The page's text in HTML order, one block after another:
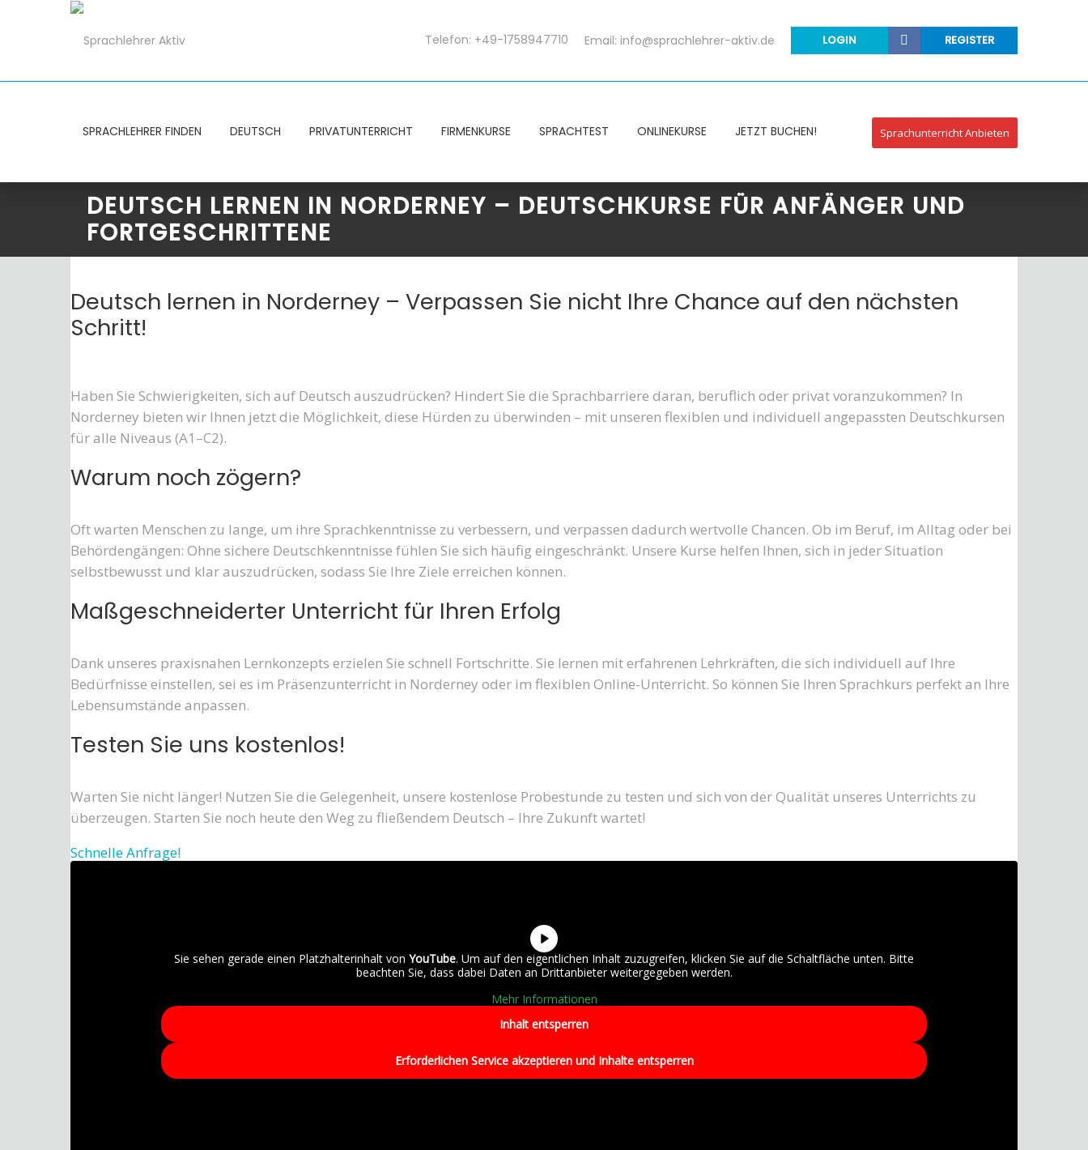
LOGIN REGISTER
Telefon: +49-1758947710 Email: info@sprachlehrer-aktiv.de
SPRACHLEHRER FINDEN DEUTSCH PRIVATUNTERRICHT FIRMENKURSE SPRACHTEST ONLINEKURSE JETZT BUCHEN! Sprachunterricht Anbieten
DEUTSCH LERNEN IN NORDERNEY – DEUTSCHKURSE FÜR ANFÄNGER UND
FORTGESCHRITTENE
Deutsch lernen in Norderney – Verpassen Sie nicht Ihre Chance auf den nächsten
Schritt!
Haben Sie Schwierigkeiten, sich auf Deutsch auszudrücken? Hindert Sie die Sprachbarriere daran, beruflich oder privat voranzukommen? In
Norderney bieten wir Ihnen jetzt die Möglichkeit, diese Hürden zu überwinden – mit unseren flexiblen und individuell angepassten Deutschkursen
für alle Niveaus (A1–C2).
Warum noch zögern?
Oft warten Menschen zu lange, um ihre Sprachkenntnisse zu verbessern, und verpassen dadurch wertvolle Chancen. Ob im Beruf, im Alltag oder bei
Behördengängen: Ohne sichere Deutschkenntnisse fühlen Sie sich häufig eingeschränkt. Unsere Kurse helfen Ihnen, sich in jeder Situation
selbstbewusst und klar auszudrücken, sodass Sie Ihre Ziele erreichen können.
Maßgeschneiderter Unterricht für Ihren Erfolg
Dank unseres praxisnahen Lernkonzepts erzielen Sie schnell Fortschritte. Sie lernen mit erfahrenen Lehrkräften, die sich individuell auf Ihre
Bedürfnisse einstellen, sei es im Präsenzunterricht in Norderney oder im flexiblen Online-Unterricht. So können Sie Ihren Sprachkurs perfekt an Ihre
Lebensumstände anpassen.
Testen Sie uns kostenlos!
Warten Sie nicht länger! Nutzen Sie die Gelegenheit, unsere kostenlose Probestunde zu testen und sich von der Qualität unseres Unterrichts zu
überzeugen. Starten Sie noch heute den Weg zu fließendem Deutsch – Ihre Zukunft wartet!
Schnelle Anfrage!
Sie sehen gerade einen Platzhalterinhalt von YouTube. Um auf den eigentlichen Inhalt zuzugreifen, klicken Sie auf die Schaltfläche unten. Bitte
beachten Sie, dass dabei Daten an Drittanbieter weitergegeben werden.
Mehr Informationen
Inhalt entsperren
Erforderlichen Service akzeptieren und Inhalte entsperren